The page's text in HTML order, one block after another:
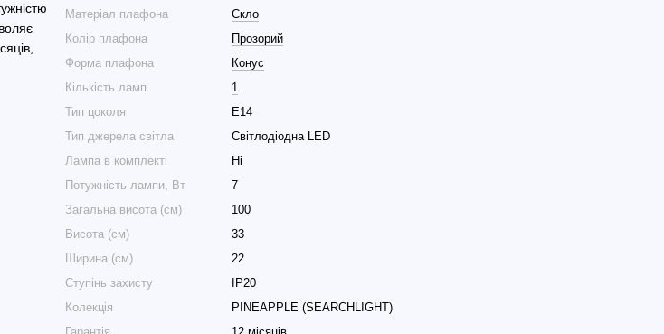
Матеріал плафона
Скло
Колір плафона
Прозорий
Форма плафона
Конус
Кількість ламп
1
Тип цоколя
E14
Тип джерела світла
Світлодіодна LED
Лампа в комплекті
Ні
Потужність лампи, Вт
7
Загальна висота (см)
100
Висота (см)
33
Ширина (см)
22
Ступінь захисту
IP20
Колекція
PINEAPPLE (SEARCHLIGHT)